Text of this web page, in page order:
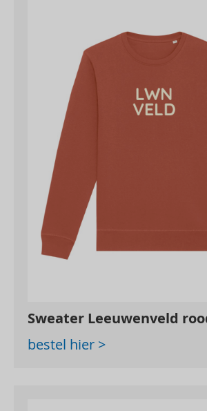
Sweater Leeuwenveld
bestel hier >